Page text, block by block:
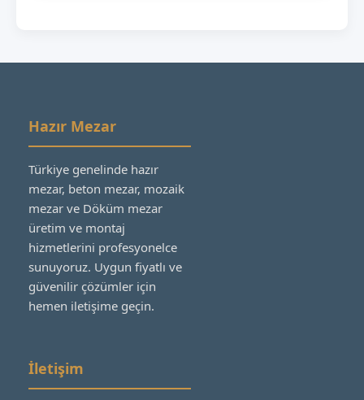
Hazır Mezar
Türkiye genelinde hazır
mezar, beton mezar, mozaik
mezar ve Döküm mezar
üretim ve montaj
hizmetlerini profesyonelce
sunuyoruz. Uygun fiyatlı ve
güvenilir çözümler için
hemen iletişime geçin.
İletişim